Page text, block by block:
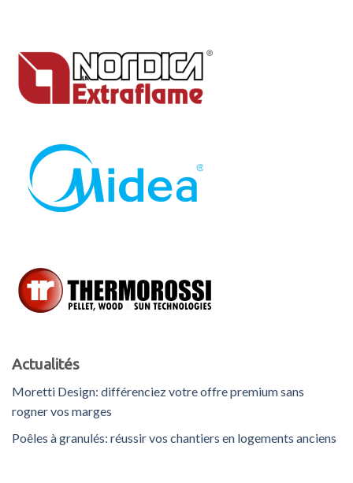
Actualités
Moretti Design: différenciez votre offre premium sans
rogner vos marges
Poêles à granulés: réussir vos chantiers en logements anciens